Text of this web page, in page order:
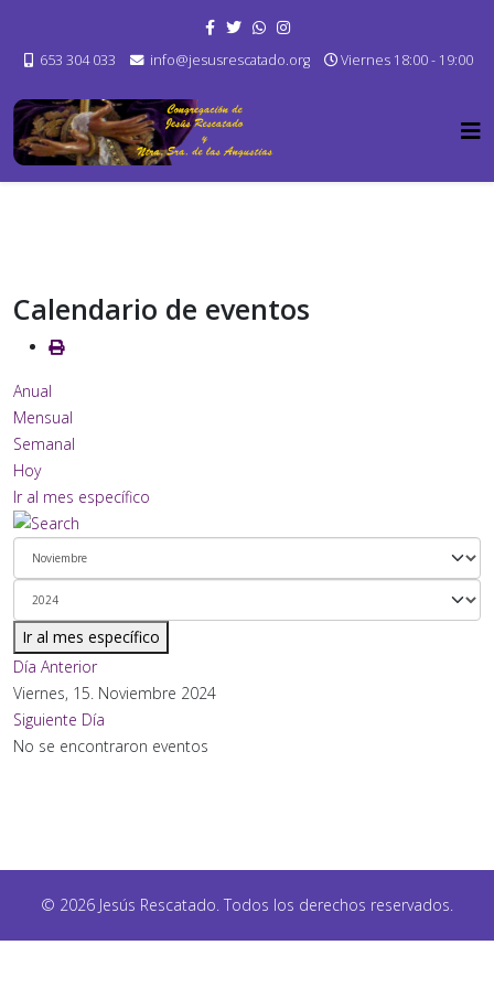
653 304 033 info@jesusrescatado.org Viernes 18:00 - 19:00
Calendario de eventos
Anual
Mensual
Semanal
Hoy
Ir al mes específico
Ir al mes específico
Día Anterior
Viernes, 15. Noviembre 2024
Siguiente Día
No se encontraron eventos
© 2026 Jesús Rescatado. Todos los derechos reservados.